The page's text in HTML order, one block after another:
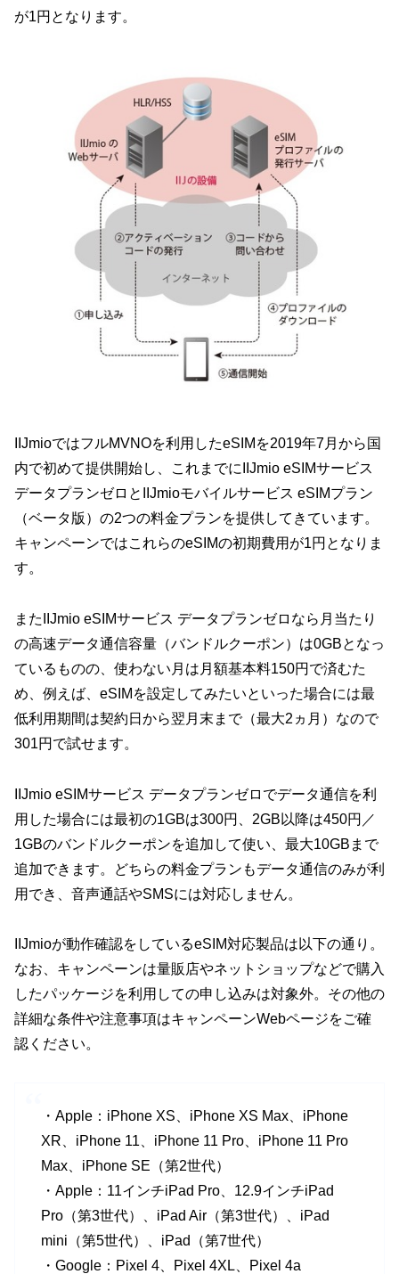
が1円となります。
IIJmioではフルMVNOを利用したeSIMを2019年7月から国
内で初めて提供開始し、これまでにIIJmio eSIMサービス
データプランゼロとIIJmioモバイルサービス eSIMプラン
（ベータ版）の2つの料金プランを提供してきています。
キャンペーンではこれらのeSIMの初期費用が1円となりま
す。
またIIJmio eSIMサービス データプランゼロなら月当たり
の高速データ通信容量（バンドルクーポン）は0GBとなっ
ているものの、使わない月は月額基本料150円で済むた
め、例えば、eSIMを設定してみたいといった場合には最
低利用期間は契約日から翌月末まで（最大2ヵ月）なので
301円で試せます。
IIJmio eSIMサービス データプランゼロでデータ通信を利
用した場合には最初の1GBは300円、2GB以降は450円／
1GBのバンドルクーポンを追加して使い、最大10GBまで
追加できます。どちらの料金プランもデータ通信のみが利
用でき、音声通話やSMSには対応しません。
IIJmioが動作確認をしているeSIM対応製品は以下の通り。
なお、キャンペーンは量販店やネットショップなどで購入
したパッケージを利用しての申し込みは対象外。その他の
詳細な条件や注意事項はキャンペーンWebページをご確
認ください。
・Apple：iPhone XS、iPhone XS Max、iPhone
XR、iPhone 11、iPhone 11 Pro、iPhone 11 Pro
Max、iPhone SE（第2世代）
・Apple：11インチiPad Pro、12.9インチiPad
Pro（第3世代）、iPad Air（第3世代）、iPad
mini（第5世代）、iPad（第7世代）
・Google：Pixel 4、Pixel 4XL、Pixel 4a